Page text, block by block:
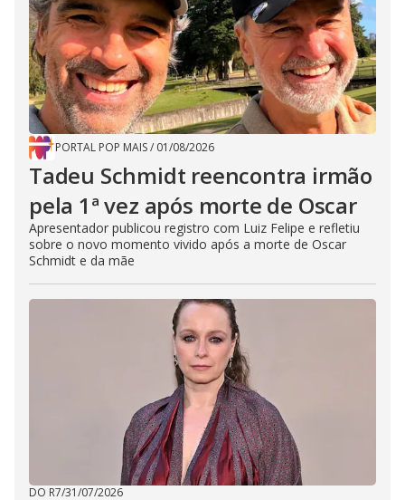
PORTAL POP MAIS/ 01/08/2026
Tadeu Schmidt reencontra irmão
pela 1ª vez após morte de Oscar
Apresentador publicou registro com Luiz Felipe e refletiu
sobre o novo momento vivido após a morte de Oscar
Schmidt e da mãe
DO R7/31/07/2026